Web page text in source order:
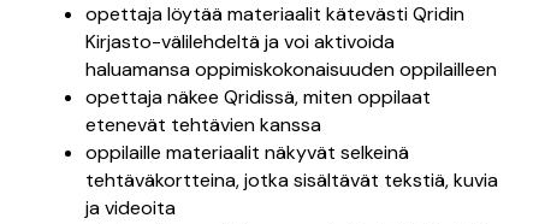
opettaja löytää materiaalit kätevästi Qridin
Kirjasto-välilehdeltä ja voi aktivoida
haluamansa oppimiskokonaisuuden oppilailleen
opettaja näkee Qridissä, miten oppilaat
etenevät tehtävien kanssa
oppilaille materiaalit näkyvät selkeinä
tehtäväkortteina, jotka sisältävät tekstiä, kuvia
ja videoita